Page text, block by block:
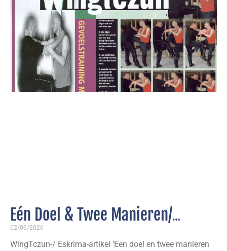
Eén Doel & Twee Manieren/
Gevoelstraining voor de Benen
02/06/2026
WingTczun-/ Eskrima-artikel ‘Een doel en twee manieren